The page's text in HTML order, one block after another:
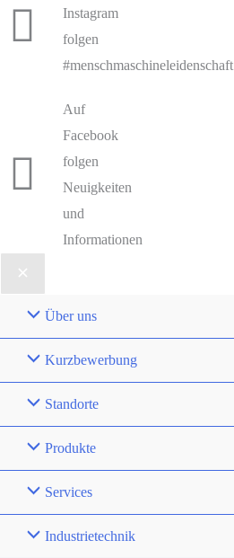
Instagram
folgen
#menschmaschineleidenschaft
Auf
Facebook
folgen
Neuigkeiten
und
Informationen
Über uns
Kurzbewerbung
Standorte
Produkte
Services
Industrietechnik